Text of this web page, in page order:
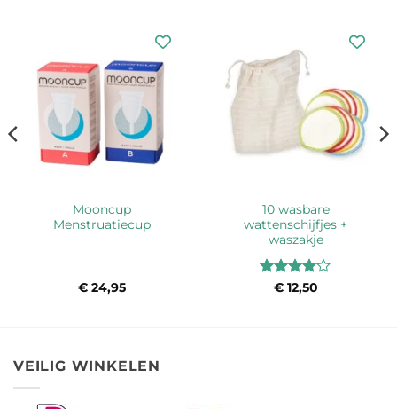
Mooncup
Menstruatiecup
€24,95
10 wasbare
wattenschijfjes +
waszakje
Waardering
€12,50
VEILIG WINKELEN